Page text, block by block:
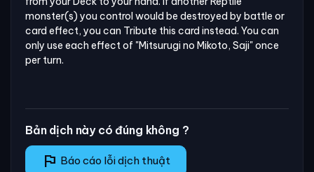
monster(s) you control would be destroyed by battle or
card effect, you can Tribute this card instead. You can
only use each effect of "Mitsurugi no Mikoto, Saji" once
per turn.
Bản dịch này có đúng không ?
flag Báo cáo lỗi dịch thuật